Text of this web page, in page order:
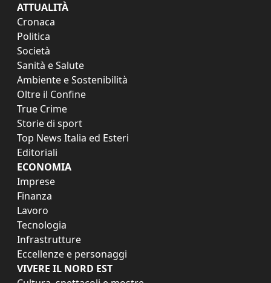
ATTUALITÀ
Cronaca
Politica
Società
Sanità e Salute
Ambiente e Sostenibilità
Oltre il Confine
True Crime
Storie di sport
Top News Italia ed Esteri
Editoriali
ECONOMIA
Imprese
Finanza
Lavoro
Tecnologia
Infrastrutture
Eccellenze e personaggi
VIVERE IL NORD EST